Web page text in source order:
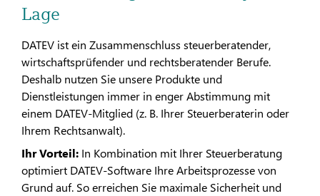
Lage
DATEV ist ein Zusammenschluss steuerberatender,
wirtschaftsprüfender und rechtsberatender Berufe.
Deshalb nutzen Sie unsere Produkte und
Dienstleistungen immer in enger Abstimmung mit
einem DATEV-Mitglied (z. B. Ihrer Steuerberaterin oder
Ihrem Rechtsanwalt).​​
Ihr Vorteil: In Kombination mit Ihrer Steuerberatung
optimiert DATEV-Software Ihre Arbeitsprozesse von
Grund auf. So erreichen Sie maximale Sicherheit und